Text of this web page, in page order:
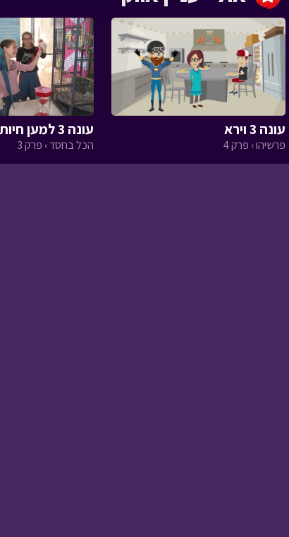
מסעו של הזית
הגינה של טליה
עונה 3 וירא
פרשיהו › פרק 4
עונה 3 למען חיות הבר א
הכל בחסד › פרק 3
‹